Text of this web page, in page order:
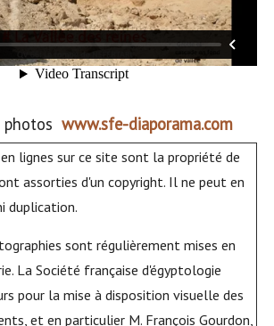
photos www.sfe-diaporama.com
lignes sur ce site sont la propriété de
assorties d'un copyright. Il ne peut en
duplication.
sont régulièrement mises en
La Société française d'égyptologie
pour la mise à disposition visuelle des
et en particulier M. François Gourdon,